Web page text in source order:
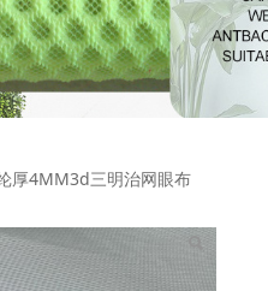
三
厚4MM3d三明治网眼布